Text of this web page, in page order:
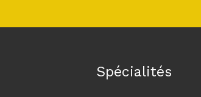
Spécialités